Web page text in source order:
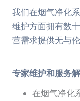
我们在烟气净化
维护方面拥有数
营需求提供无与
专家维护和服务
在烟气净化